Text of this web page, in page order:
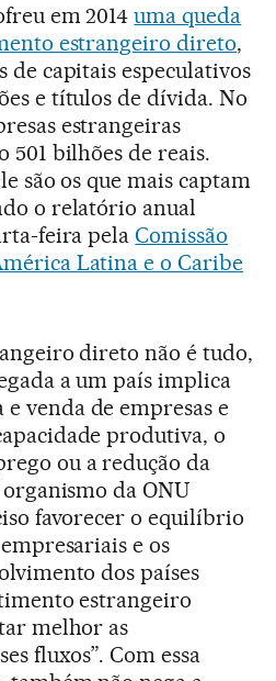
em 2014uma queda
estrangeiro direto,
de capitais especulativos
e títulos de dívida. No
estrangeiras
bilhões de reais.
são os que mais captam
o relatório anual
feira pelaComissão
Latina e o Caribe
direto não é tudo,
a um país implica
venda de empresas e
produtiva, o
ou a redução da
da ONU
favorecer o equilíbrio
e os
dos países
estrangeiro
melhor as
fluxos”. Com essa